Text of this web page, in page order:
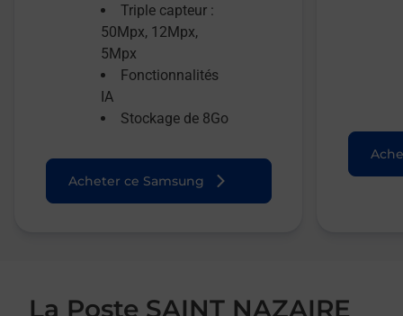
Triple capteur :
50Mpx, 12Mpx,
5Mpx
Fonctionnalités
IA
Stockage de 8Go
Acheter ce Samsung
La Poste SAINT NAZAIRE